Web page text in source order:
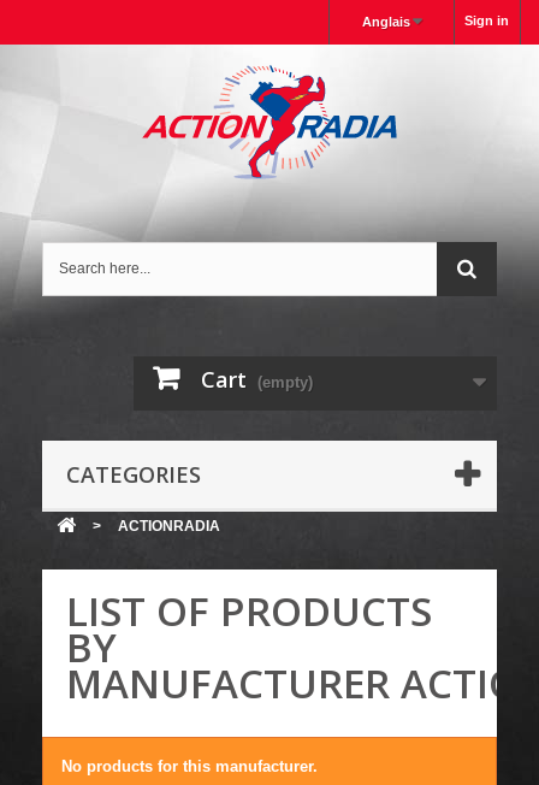
Sign in
Anglais
Cart (empty)
CATEGORIES
> ACTIONRADIA
LIST OF PRODUCTS
BY
MANUFACTURER
No products for this manufacturer.